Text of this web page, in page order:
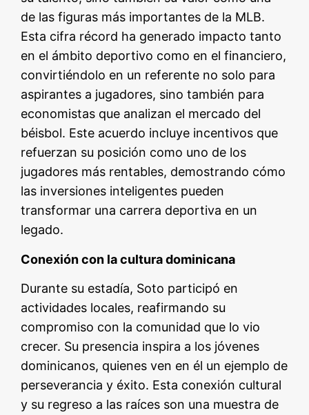
de las figuras más importantes de la MLB.
Esta cifra récord ha generado impacto tanto
en el ámbito deportivo como en el financiero,
convirtiéndolo en un referente no solo para
aspirantes a jugadores, sino también para
economistas que analizan el mercado del
béisbol. Este acuerdo incluye incentivos que
refuerzan su posición como uno de los
jugadores más rentables, demostrando cómo
las inversiones inteligentes pueden
transformar una carrera deportiva en un
legado.
Conexión con la cultura dominicana
Durante su estadía, Soto participó en
actividades locales, reafirmando su
compromiso con la comunidad que lo vio
crecer. Su presencia inspira a los jóvenes
dominicanos, quienes ven en él un ejemplo de
perseverancia y éxito. Esta conexión cultural
y su regreso a las raíces son una muestra de